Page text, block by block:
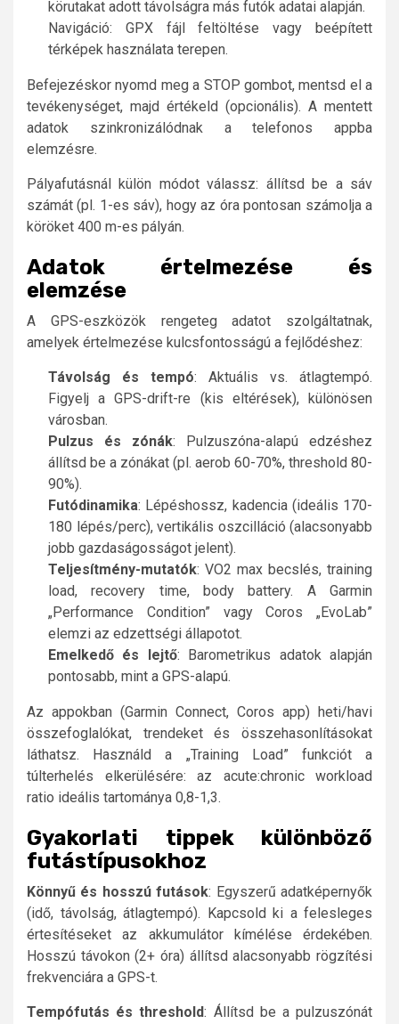
körutakat adott távolságra más futók adatai alapján.
Navigáció: GPX fájl feltöltése vagy beépített
térképek használata terepen.
Befejezéskor nyomd meg a STOP gombot, mentsd el a
tevékenységet, majd értékeld (opcionális). A mentett
adatok szinkronizálódnak a telefonos appba
elemzésre.
Pályafutásnál külön módot válassz: állítsd be a sáv
számát (pl. 1-es sáv), hogy az óra pontosan számolja a
köröket 400 m-es pályán.
Adatok értelmezése és
elemzése
A GPS-eszközök rengeteg adatot szolgáltatnak,
amelyek értelmezése kulcsfontosságú a fejlődéshez:
Távolság és tempó: Aktuális vs. átlagtempó.
Figyelj a GPS-drift-re (kis eltérések), különösen
városban.
Pulzus és zónák: Pulzuszóna-alapú edzéshez
állítsd be a zónákat (pl. aerob 60-70%, threshold 80-
90%).
Futódinamika: Lépéshossz, kadencia (ideális 170-
180 lépés/perc), vertikális oszcilláció (alacsonyabb
jobb gazdaságosságot jelent).
Teljesítmény-mutatók: VO2 max becslés, training
load, recovery time, body battery. A Garmin
„Performance Condition” vagy Coros „EvoLab”
elemzi az edzettségi állapotot.
Emelkedő és lejtő: Barometrikus adatok alapján
pontosabb, mint a GPS-alapú.
Az appokban (Garmin Connect, Coros app) heti/havi
összefoglalókat, trendeket és összehasonlításokat
láthatsz. Használd a „Training Load” funkciót a
túlterhelés elkerülésére: az acute:chronic workload
ratio ideális tartománya 0,8-1,3.
Gyakorlati tippek különböző
futástípusokhoz
Könnyű és hosszú futások: Egyszerű adatképernyők
(idő, távolság, átlagtempó). Kapcsold ki a felesleges
értesítéseket az akkumulátor kímélése érdekében.
Hosszú távokon (2+ óra) állítsd alacsonyabb rögzítési
frekvenciára a GPS-t.
Tempófutás és threshold: Állítsd be a pulzuszónát